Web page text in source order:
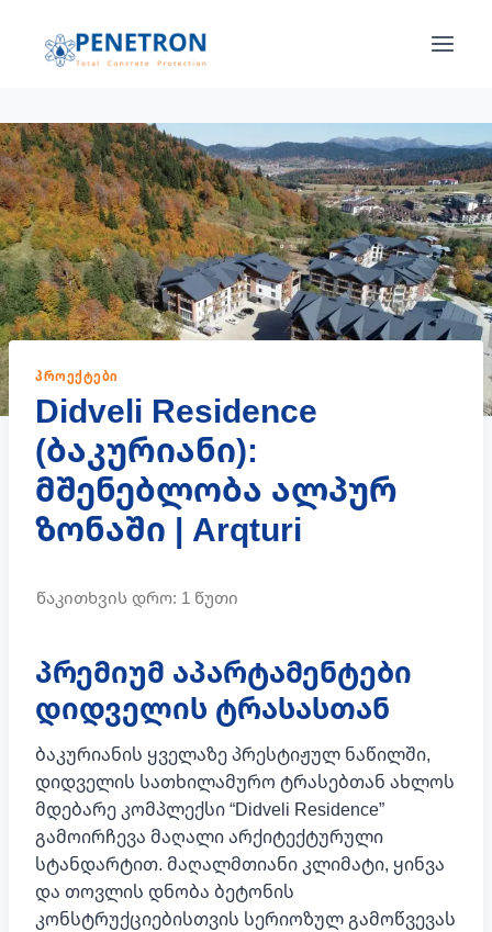
content
ᲞᲠᲝᲔᲥᲢᲔᲑᲘ
Didveli Residence
(ბაკურიანი):
მშენებლობა ალპურ
ზონაში | Arqturi
პრემიუმ აპარტამენტები
დიდველის ტრასასთან
ბაკურიანის ყველაზე პრესტიჟულ ნაწილში,
დიდველის სათხილამურო ტრასებთან ახლოს
მდებარე კომპლექსი “Didveli Residence”
გამოირჩევა მაღალი არქიტექტურული
სტანდარტით. მაღალმთიანი კლიმატი, ყინვა
და თოვლის დნობა ბეტონის
კონსტრუქციებისთვის სერიოზულ გამოწვევას